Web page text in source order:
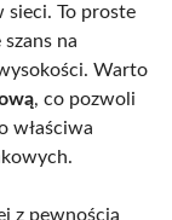
sieci. To proste
na
Warto
, co pozwoli
właściwa
z pewnością